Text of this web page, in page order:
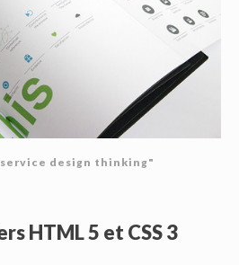
design thinking"
HTML 5 et CSS 3